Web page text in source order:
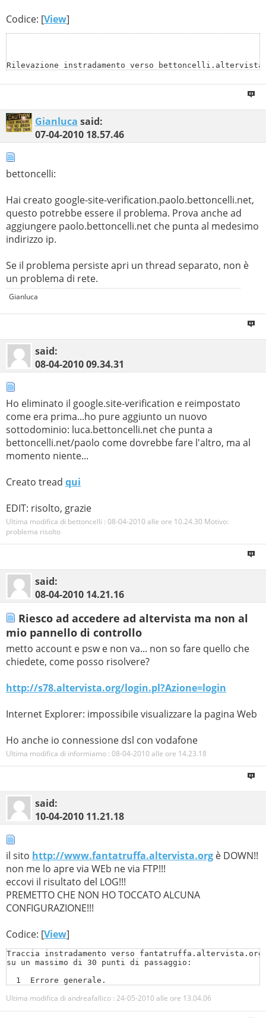
Codice: [View]
Rilevazione instradamento verso
su un massimo di 30 punti di passaggio:
  1    <1 ms    <1 ms    <1 ms  172.31.1.1
2    47 ms    46 ms    48 ms  rac-gen-
3    48 ms    46 ms    47 ms  retelit-
  4    50 ms    50 ms    50 ms  217.19.148.189
  6    52 ms    51 ms    51 ms  212.4.30.253
7    51 ms    51 ms    51 ms  so-1-0-
8    52 ms    52 ms    51 ms  so-2-0-
9    62 ms    60 ms    61 ms  GigabitEthernet1-0-
10    70 ms    71 ms    71 ms  if-12-27.icore1.FR1-
11    96 ms    90 ms    89 ms  Vlan81.icore1.AD1-
12    92 ms    90 ms    90 ms  Vlan1685.icore1.LDN-
14     *        *        *     Richiesta scaduta.
15     *        *        *     Richiesta scaduta.
16     *        *        *     Richiesta scaduta.
17     *        *        *     Richiesta scaduta.
18     *        *        *     Richiesta scaduta.
19     *        *        *     Richiesta scaduta.
20     *        *        *     Richiesta scaduta.
23     *        *        *     Richiesta scaduta.
24     *        *        *     Richiesta scaduta.
25     *        *        *     Richiesta scaduta.
27     *        *        *     Richiesta scaduta.
28     *        *        *     Richiesta scaduta.
29     *        *        *     Richiesta scaduta.
30     *        *        *     Richiesta scaduta.
Risposta da un server non di fiducia:
Address:  172.31.1.12
Nome:    bettoncelli.altervista.org
Address:  78.129.205.42
Nome host . . . . . . . . . . . . . . : PC-
        Tipo nodo . . . . . . . . .  : Sconosciuto
        Routing IP abilitato. . . . . . . . . : No
        Proxy WINS abilitato . . . . . . . .  : No
Elenco di ricerca suffissi DNS. . . . :
Scheda Ethernet Connessione alla rete locale (LAN):
Descrizione . . . . . . . . . . . . . :
Gianluca said:
07-04-2010 18.57.46
bettoncelli:
Hai creato google-site-verification.paolo.bettoncelli.net,
questo potrebbe essere il problema. Prova anche ad
aggiungere paolo.bettoncelli.net che punta al medesimo
indirizzo ip.
Se il problema persiste apri un thread separato, non è
un problema di rete.
Gianluca
said:
08-04-201009.34.31
Ho eliminato il google.site-verification e reimpostato
come era prima...ho pure aggiunto un nuovo
sottodominio: luca.bettoncelli.net che punta a
bettoncelli.net/paolo come dovrebbe fare l'altro, ma al
momento niente...
Creato tread qui
EDIT: risolto, grazie
Ultima modifica di bettoncelli : 08-04-2010 alle ore 10.24.30 Motivo:
problema risolto
said:
08-04-2010 14.21.16
Riesco ad accedere ad altervista ma non al
mio pannello di controllo
metto account e psw e non va... non so fare quello che
chiedete, come posso risolvere?
http://s78.altervista.org/login.pl?Azione=login
Internet Explorer: impossibile visualizzare la pagina Web
Ho anche io connessione dsl con vodafone
Ultima modifica di informiamo : 08-04-2010 alle ore 14.23.18
said:
10-04-2010 11.21.18
il sito http://www.fantatruffa.altervista.org è DOWN!!
non me lo apre via WEb ne via FTP!!!
eccovi il risultato del LOG!!!
PREMETTO CHE NON HO TOCCATO ALCUNA
CONFIGURAZIONE!!!
Codice: [View]
Traccia instradamento verso fantatruffa.altervista.org
su un massimo di 30 punti di passaggio:
  1  Errore generale.
Traccia completata.
Ultima modifica di andreafallico : 24-05-2010 alle ore 13.04.06